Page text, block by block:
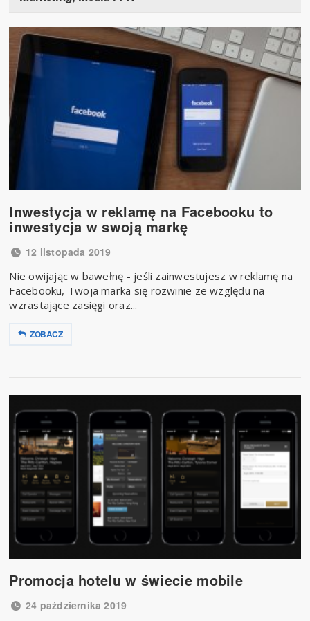
Inwestycja w reklamę na Facebooku to
inwestycja w swoją markę
12 listopada 2019
Nie owijając w bawełnę - jeśli zainwestujesz w reklamę na
Facebooku, Twoja marka się rozwinie ze względu na
wzrastające zasięgi oraz...
ZOBACZ
Promocja hotelu w świecie mobile
24 października 2019